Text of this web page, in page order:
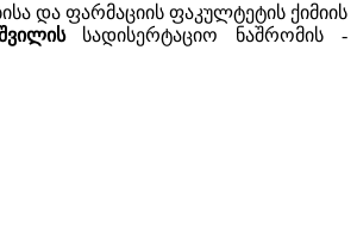
და ფარმაციის ფაკულტეტის ქიმიის
სადისერტაციო ნაშრომის -